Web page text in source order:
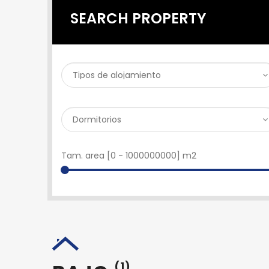
SEARCH PROPERTY
Tam. area [ 0 - 1000000000 ] m2